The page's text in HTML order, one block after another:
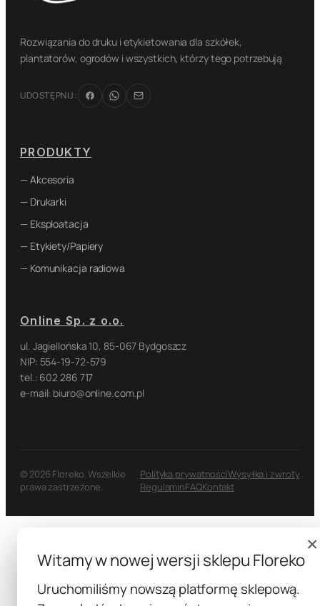
Rozwiązania do druku i etykietowania dla szkółek,
plantatorów, ogrodów i wszystkich, którzy tego potrzebują
UDOSTĘPNIJ:
PRODUKTY
— Akcesoria
— Drukarki
— Eksploatacja
— Etykiety/Papiery
— Komunikacja radiowa
Online Sp. z o.o.
ul. Jagiellońska 10, 85-067 Bydgoszcz
NIP: 554-19-72-579
tel.: 602 286 717
e-mail: biuro@online.com.pl
© 2026 Floreko. Wszelkie
prawa zastrzeżone.
Polityka prywatnościWysyłka i zwroty
RegulaminFAQKontakt
×
Witamy w nowej wersji sklepu Floreko
Uruchomiliśmy nowszą platformę sklepową.